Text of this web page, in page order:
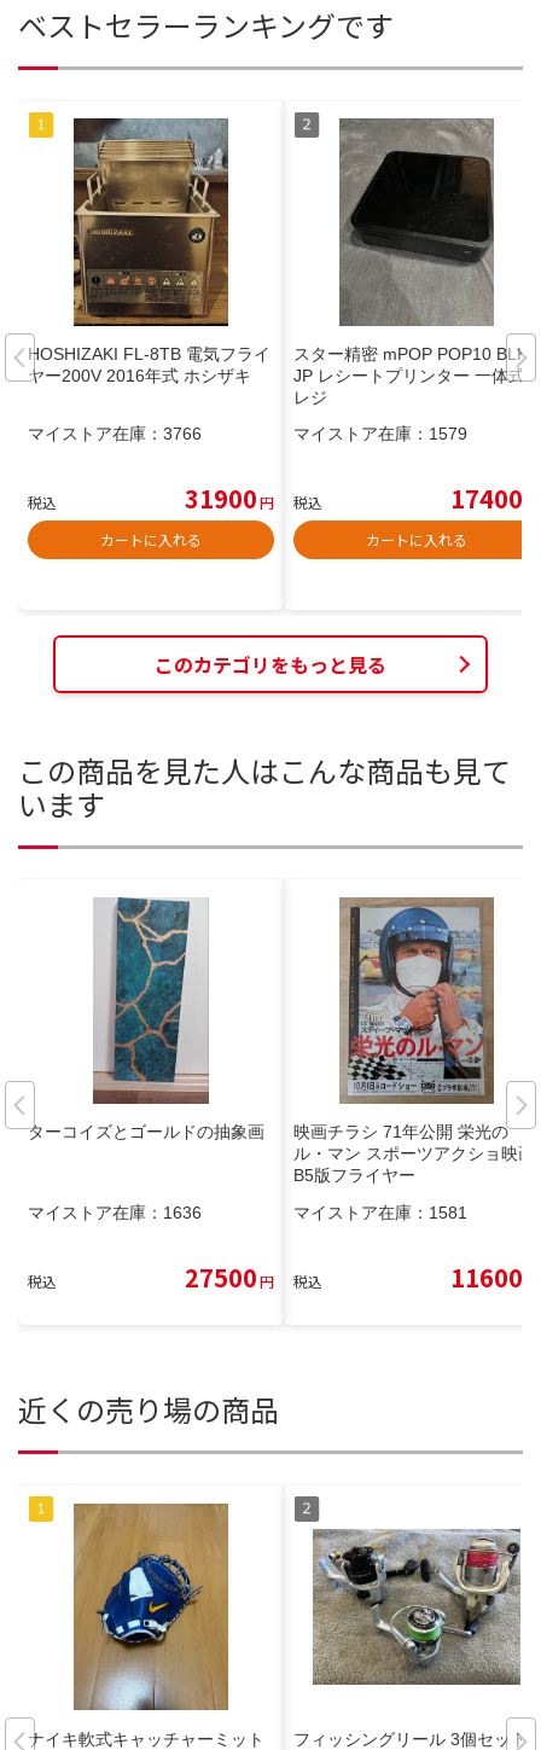
ベストセラーランキングです
HOSHIZAKI FL-8TB 電気フライ
ヤー200V 2016年式 ホシザキ
マイストア在庫： 3766
税込 31900円
カートに入れる
スター精密 mPOP POP10 BLK
JP レシートプリンター 一体式
レジ
マイストア在庫： 1579
税込 17400
カートに入れる
このカテゴリをもっと見る
この商品を見た人はこんな商品も見て
います
ターコイズとゴールドの抽象画
マイストア在庫： 1636
税込 27500円
映画チラシ 71年公開 栄光の
ル・マン スポーツアクショ映画
B5版フライヤー
マイストア在庫： 1581
税込 11600
近くの売り場の商品
ナイキ軟式キャッチャーミット フィッシングリール 3個セット